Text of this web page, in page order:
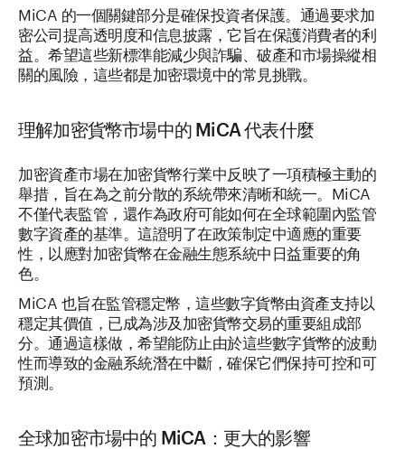
MiCA 的一個關鍵部分是確保投資者保護。通過要求加
密公司提高透明度和信息披露，它旨在保護消費者的利
益。希望這些新標準能減少與詐騙、破產和市場操縱相
關的風險，這些都是加密環境中的常見挑戰。
理解加密貨幣市場中的 MiCA 代表什麼
加密資產市場在加密貨幣行業中反映了一項積極主動的
舉措，旨在為之前分散的系統帶來清晰和統一。MiCA
不僅代表監管，還作為政府可能如何在全球範圍內監管
數字資產的基準。這證明了在政策制定中適應的重要
性，以應對加密貨幣在金融生態系統中日益重要的角
色。
MiCA 也旨在監管穩定幣，這些數字貨幣由資產支持以
穩定其價值，已成為涉及加密貨幣交易的重要組成部
分。通過這樣做，希望能防止由於這些數字貨幣的波動
性而導致的金融系統潛在中斷，確保它們保持可控和可
預測。
全球加密市場中的 MiCA：更大的影響